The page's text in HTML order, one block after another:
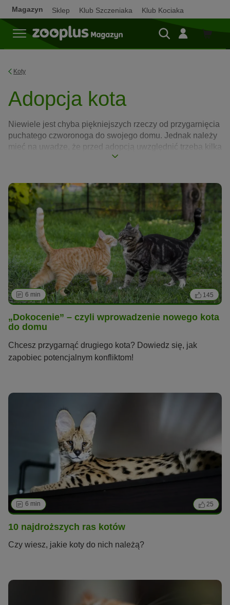
Magazyn Sklep Klub Szczeniaka Klub Kociaka
Sklep
Koty
Adopcja kota
Niewiele jest chyba piękniejszych rzeczy od przygarnięcia
puchatego czworonoga do swojego domu. Jednak należy
mieć na uwadze, że przed adopcją uwzględnić trzeba kilka
istotnych kwestii. Zanim podarujesz kotu nowy dom,
6 min 145
„Dokocenie” – czyli wprowadzenie nowego kota
do domu
Chcesz przygarnąć drugiego kota? Dowiedz się, jak
zapobiec potencjalnym konfliktom!
6 min 25
10 najdroższych ras kotów
Czy wiesz, jakie koty do nich należą?